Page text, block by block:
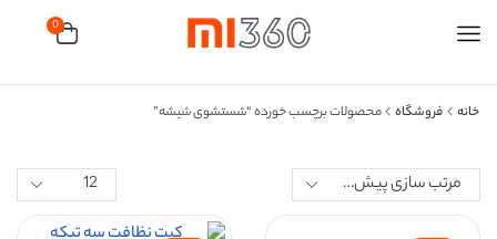
0
خانه فروشگاه محصولات برچسب خورده “شستشوی شیشه”